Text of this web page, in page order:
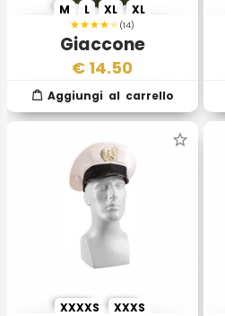
(14)
Giaccone
Impermeabile
Esercito Italiano
M L XL XL
€ 14.50
XXXXS XXXS